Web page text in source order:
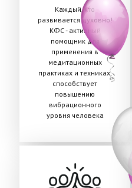
Каждый, кто
развивается духовно!
КФС - активный
помощник для
применения в
медитационных
практиках и техниках,
способствует
повышению
вибрационного
уровня человека